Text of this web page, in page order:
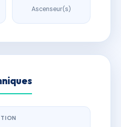
Ascenseur(s)